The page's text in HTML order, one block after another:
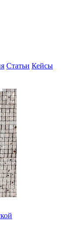
Статьи Кейсы